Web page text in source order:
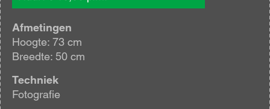
Afmetingen
Hoogte: 73 cm
Breedte: 50 cm
Techniek
Fotografie